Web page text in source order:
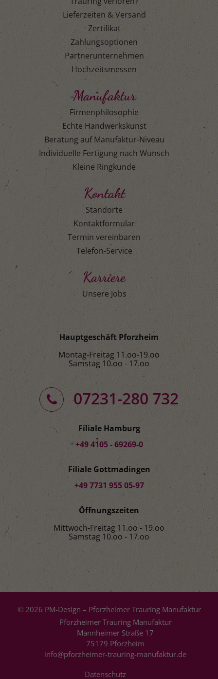
Lieferzeiten & Versand
Zertifikat
Zahlungsoptionen
Partnerunternehmen
Hochzeitsmessen
Manufaktur
Firmenphilosophie
Echte Handwerkskunst
Beratung auf Manufaktur-Niveau
Individuelle Fertigung nach Wunsch
Kleine Ringkunde
Kontakt
Standorte
Kontaktformular
Termin vereinbaren
Telefon-Service
Karriere
Unsere Jobs
Hauptgeschäft Pforzheim
Montag-Freitag 11.oo-19.oo
Samstag 10.oo - 17.oo
07231-280 732
Filiale Hamburg
+49 4105 - 69269-0
Filiale Gottmadingen
+49 7731 955 05-97
Öffnungszeiten
Mittwoch-Freitag 11.oo - 19.oo
Samstag 10.oo - 17.oo
© 2026 PM-Design – Pforzheimer Trauring Manufaktur
Pforzheimer Trauring Manufaktur
Mannheimer Straße 17
75179 Pforzheim
info@pforzheimer-trauring-manufaktur.de
Datenschutz